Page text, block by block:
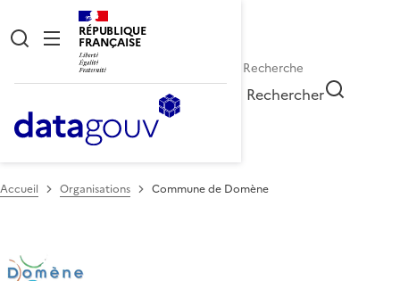
RÉPUBLIQUE
FRANÇAISE
Rechercher
Accueil Organisations Commune de Domène